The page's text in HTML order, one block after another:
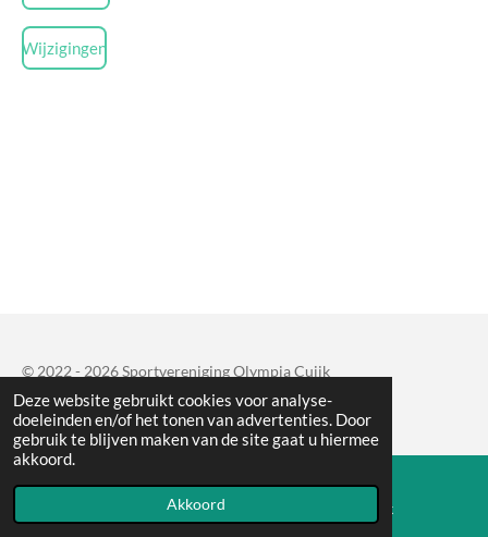
Deze website gebruikt cookies voor analyse-
doeleinden en/of het tonen van advertenties. Door
gebruik te blijven maken van de site gaat u hiermee
akkoord.
Akkoord
Wijzigingen
© 2022 - 2026 Sportvereniging Olympia Cuijk
Powered byJouwWeb
E-mailadres Facebook